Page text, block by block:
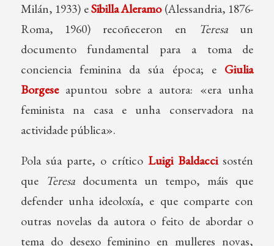
Milán, 1933) eSibilla Aleramo(Alessandria, 1876-
Roma, 1960) recoñeceron en
Teresaun
documento fundamental para a toma de
conciencia feminina da súa época; e Giulia
Borgeseapuntou sobre a autora: «era unha
feminista na casa e unha conservadora na
actividade pública».
Pola súa parte, o crítico Luigi Baldaccisostén
que Teresadocumenta un tempo, máis que
defender unha ideoloxía, e que comparte con
outras novelas da autora o feito de abordar o
tema do desexo feminino en mulleres novas,